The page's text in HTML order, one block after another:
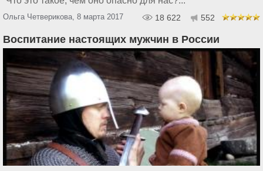
Ольга Четверикова, 8 марта 2017 18 622 552
Воспитание настоящих мужчин в России